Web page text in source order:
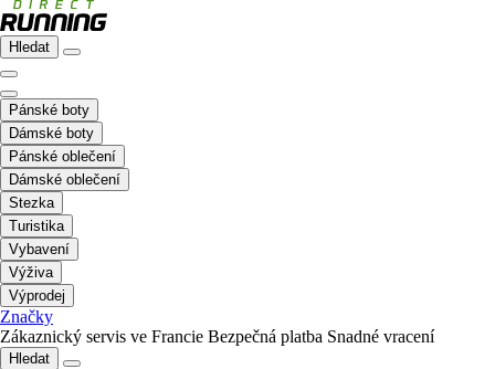
Hledat
Pánské boty
Dámské boty
Pánské oblečení
Dámské oblečení
Stezka
Turistika
Vybavení
Výživa
Výprodej
Značky
Zákaznický servis ve Francie Bezpečná platba Snadné vracení
Hledat